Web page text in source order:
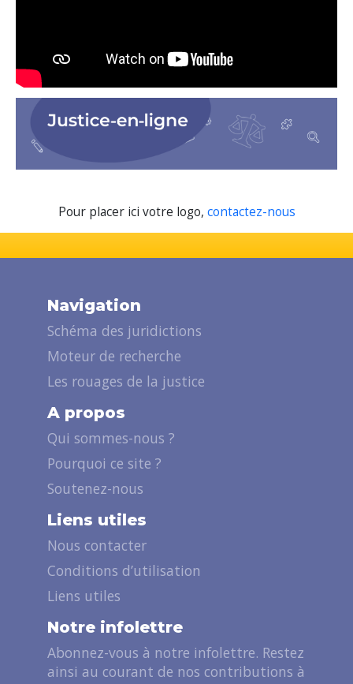
Pour placer ici votre logo, contactez-nous
Navigation
Schéma des juridictions
Moteur de recherche
Les rouages de la justice
A propos
Qui sommes-nous ?
Pourquoi ce site ?
Soutenez-nous
Liens utiles
Nous contacter
Conditions d’utilisation
Liens utiles
Notre infolettre
Abonnez-vous à notre infolettre. Restez
ainsi au courant de nos contributions à